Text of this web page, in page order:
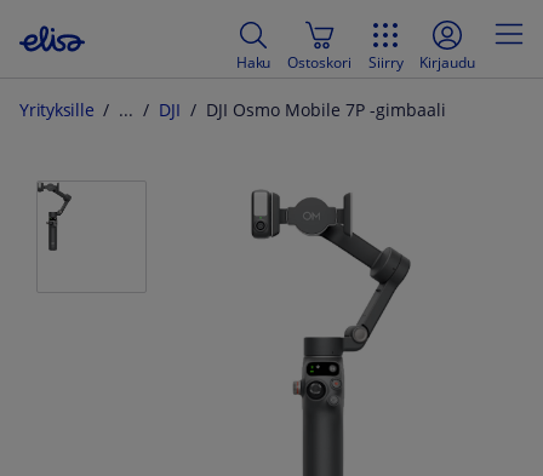
Haku Ostoskori Siirry Kirjaudu
Yrityksille DJI DJI Osmo Mobile 7P -gimbaali